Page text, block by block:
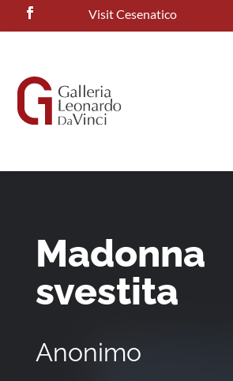
Visit Cesenatico
Madonna
svestita
Anonimo